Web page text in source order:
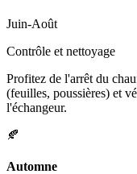
Juin-Août
Contrôle et nettoyage
Profitez de l'arrêt du
(feuilles, poussières) et
l'échangeur.
🍂
Automne